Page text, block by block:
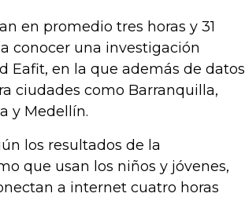
en promedio tres horas y 31
conocer una investigación
Eafit, en la que además de datos
ciudades como Barranquilla,
y Medellín.
los resultados de la
que usan los niños y jóvenes,
a internet cuatro horas